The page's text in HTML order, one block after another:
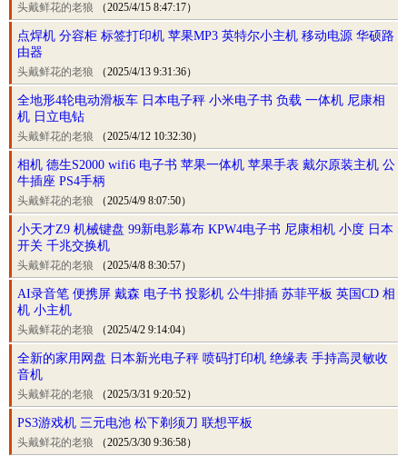
头戴鲜花的老狼 （2025/4/15 8:47:17）
点焊机 分容柜 标签打印机 苹果MP3 英特尔小主机 移动电源 华硕路
由器
头戴鲜花的老狼 （2025/4/13 9:31:36）
全地形4轮电动滑板车 日本电子秤 小米电子书 负载 一体机 尼康相
机 日立电钻
头戴鲜花的老狼 （2025/4/12 10:32:30）
相机 德生S2000 wifi6 电子书 苹果一体机 苹果手表 戴尔原装主机 公
牛插座 PS4手柄
头戴鲜花的老狼 （2025/4/9 8:07:50）
小天才Z9 机械键盘 99新电影幕布 KPW4电子书 尼康相机 小度 日本
开关 千兆交换机
头戴鲜花的老狼 （2025/4/8 8:30:57）
AI录音笔 便携屏 戴森 电子书 投影机 公牛排插 苏菲平板 英国CD 相
机 小主机
头戴鲜花的老狼 （2025/4/2 9:14:04）
全新的家用网盘 日本新光电子秤 喷码打印机 绝缘表 手持高灵敏收
音机
头戴鲜花的老狼 （2025/3/31 9:20:52）
PS3游戏机 三元电池 松下剃须刀 联想平板
头戴鲜花的老狼 （2025/3/30 9:36:58）